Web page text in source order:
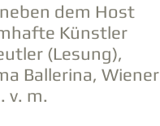
dem Host
Künstler
(Lesung),
Ballerina, Wiener
v. m.